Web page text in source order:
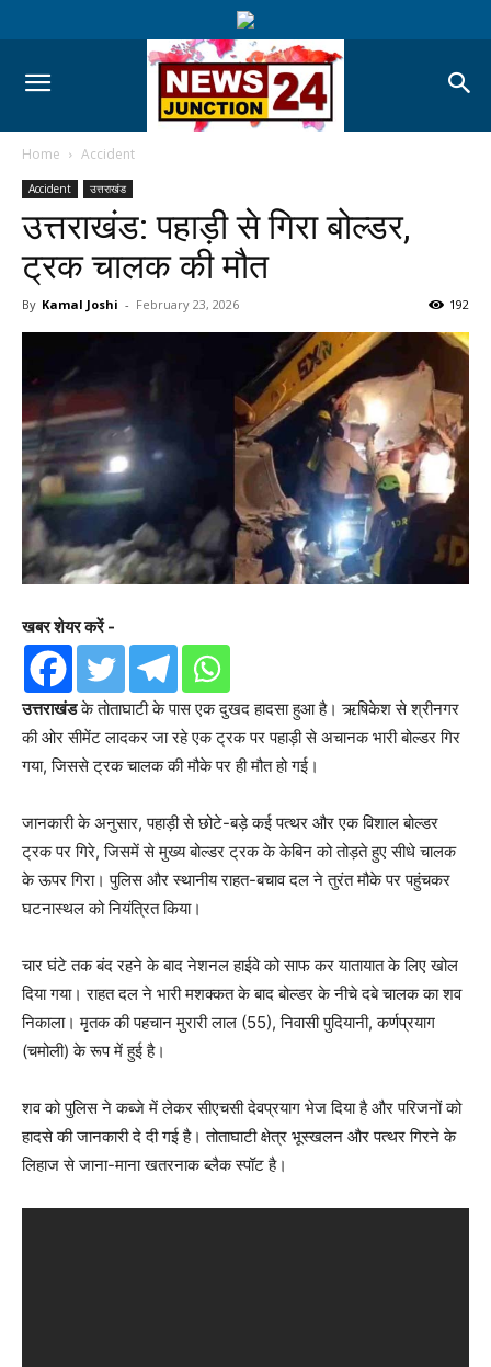
Home Accident
Accident उत्तराखंड
उत्तराखंड: पहाड़ी से गिरा बोल्डर,
ट्रक चालक की मौत
By Kamal Joshi - February 23, 2026 192
खबर शेयर करें -
उत्तराखंडके तोताघाटी के पास एक दुखद हादसा हुआ है। ऋषिकेश से श्रीनगर
की ओर सीमेंट लादकर जा रहे एक ट्रक पर पहाड़ी से अचानक भारी बोल्डर गिर
गया, जिससे ट्रक चालक की मौके पर ही मौत हो गई।
जानकारी के अनुसार, पहाड़ी से छोटे-बड़े कई पत्थर और एक विशाल बोल्डर
ट्रक पर गिरे, जिसमें से मुख्य बोल्डर ट्रक के केबिन को तोड़ते हुए सीधे चालक
के ऊपर गिरा। पुलिस और स्थानीय राहत-बचाव दल ने तुरंत मौके पर पहुंचकर
घटनास्थल को नियंत्रित किया।
चार घंटे तक बंद रहने के बाद नेशनल हाईवे को साफ कर यातायात के लिए खोल
दिया गया। राहत दल ने भारी मशक्कत के बाद बोल्डर के नीचे दबे चालक का शव
निकाला। मृतक की पहचान मुरारी लाल (55), निवासी पुदियानी, कर्णप्रयाग
(चमोली) के रूप में हुई है।
शव को पुलिस ने कब्जे में लेकर सीएचसी देवप्रयाग भेज दिया है और परिजनों को
हादसे की जानकारी दे दी गई है। तोताघाटी क्षेत्र भूस्खलन और पत्थर गिरने के
लिहाज से जाना-माना खतरनाक ब्लैक स्पॉट है।